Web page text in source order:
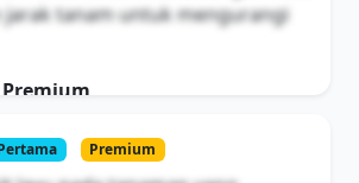
jarak tanam untuk mengurangi
Premium
Akses
Premium